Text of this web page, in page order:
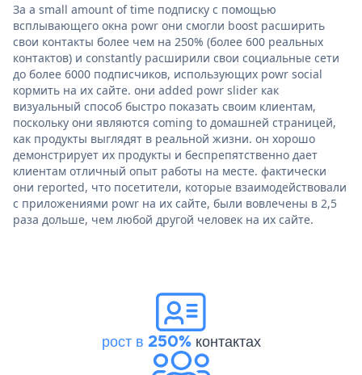
За a small amount of time подписку с помощью
всплывающего окна powr они смогли boost расширить
свои контакты более чем на 250% (более 600 реальных
контактов) и constantly расширили свои социальные сети
до более 6000 подписчиков, использующих powr social
кормить на их сайте. они added powr slider как
визуальный способ быстро показать своим клиентам,
поскольку они являются coming to домашней страницей,
как продукты выглядят в реальной жизни. он хорошо
демонстрирует их продукты и беспрепятственно дает
клиентам отличный опыт работы на месте. фактически
они reported, что посетители, которые взаимодействовали
с приложениями powr на их сайте, были вовлечены в 2,5
раза дольше, чем любой другой человек на их сайте.
рост в 250%контактах